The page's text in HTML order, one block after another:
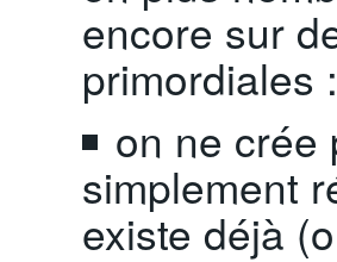
encore sur
primordiales :
on ne crée
simplement
existe déjà